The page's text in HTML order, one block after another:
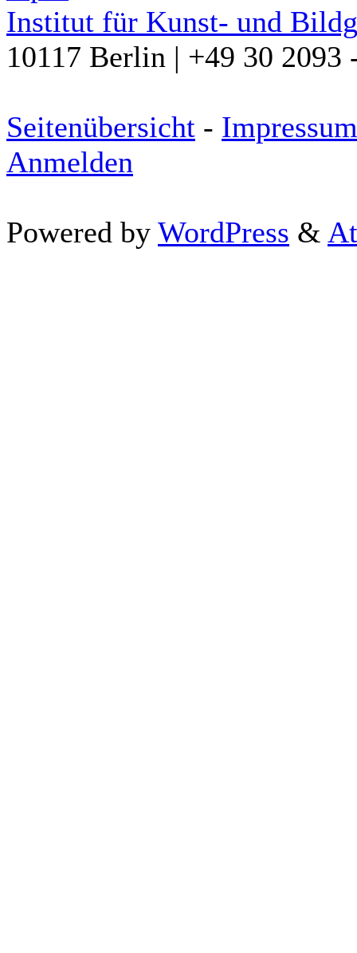
Institut für Kunst- und
10117 Berlin | +49 30 2093
Seitenübersicht - Impressum
Anmelden
Powered by WordPress &